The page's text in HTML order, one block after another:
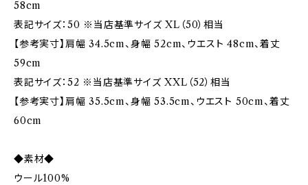
58cm
表記サイズ：50 ※当店基準サイズ XL（50）相当
【参考実寸】肩幅 34.5cm、身幅 52cm、ウエスト 48cm、着丈
59cm
表記サイズ：52 ※当店基準サイズ XXL（52）相当
【参考実寸】肩幅 35.5cm、身幅 53.5cm、ウエスト 50cm、着丈
60cm
◆素材◆
ウール100%